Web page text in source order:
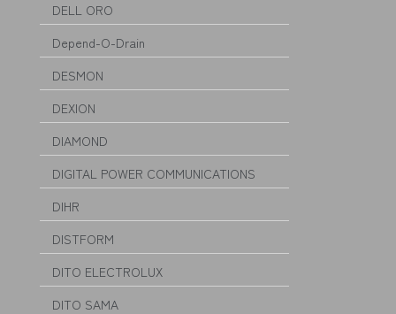
DELL ORO
Depend-O-Drain
DESMON
DEXION
DIAMOND
DIGITAL POWER COMMUNICATIONS
DIHR
DISTFORM
DITO ELECTROLUX
DITO SAMA